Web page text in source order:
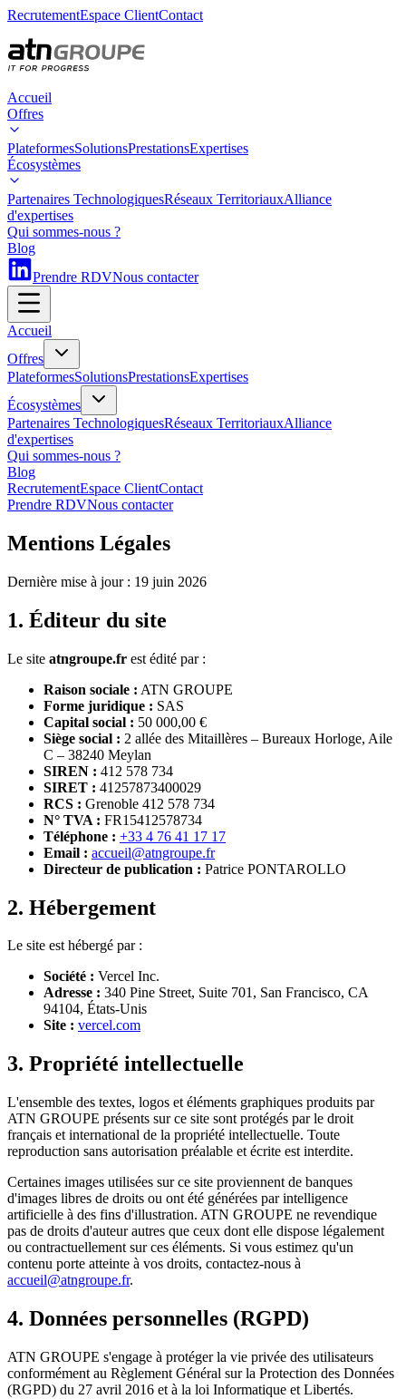
RecrutementEspace ClientContact
Accueil
Offres
PlateformesSolutionsPrestationsExpertises
Écosystèmes
Partenaires TechnologiquesRéseaux TerritoriauxAlliance
d'expertises
Qui sommes-nous ?
Blog
Prendre RDVNous contacter
Accueil
Offres
PlateformesSolutionsPrestationsExpertises
Écosystèmes
Partenaires TechnologiquesRéseaux TerritoriauxAlliance
d'expertises
Qui sommes-nous ?
Blog
RecrutementEspace ClientContact
Prendre RDVNous contacter
Mentions Légales
Dernière mise à jour : 19 juin 2026
1. Éditeur du site
Le site atngroupe.fr est édité par :
Raison sociale : ATN GROUPE
Forme juridique : SAS
Capital social : 50 000,00 €
Siège social : 2 allée des Mitaillères – Bureaux Horloge, Aile
C – 38240 Meylan
SIREN : 412 578 734
SIRET : 41257873400029
RCS : Grenoble 412 578 734
N° TVA : FR15412578734
Téléphone : +33 4 76 41 17 17
Email : accueil@atngroupe.fr
Directeur de publication : Patrice PONTAROLLO
2. Hébergement
Le site est hébergé par :
Société : Vercel Inc.
Adresse : 340 Pine Street, Suite 701, San Francisco, CA
94104, États-Unis
Site : vercel.com
3. Propriété intellectuelle
L'ensemble des textes, logos et éléments graphiques produits par
ATN GROUPE présents sur ce site sont protégés par le droit
français et international de la propriété intellectuelle. Toute
reproduction sans autorisation préalable et écrite est interdite.
Certaines images utilisées sur ce site proviennent de banques
d'images libres de droits ou ont été générées par intelligence
artificielle à des fins d'illustration. ATN GROUPE ne revendique
pas de droits d'auteur autres que ceux dont elle dispose légalement
ou contractuellement sur ces éléments. Si vous estimez qu'un
contenu porte atteinte à vos droits, contactez-nous à
accueil@atngroupe.fr.
4. Données personnelles (RGPD)
ATN GROUPE s'engage à protéger la vie privée des utilisateurs
conformément au Règlement Général sur la Protection des Données
(RGPD) du 27 avril 2016 et à la loi Informatique et Libertés.